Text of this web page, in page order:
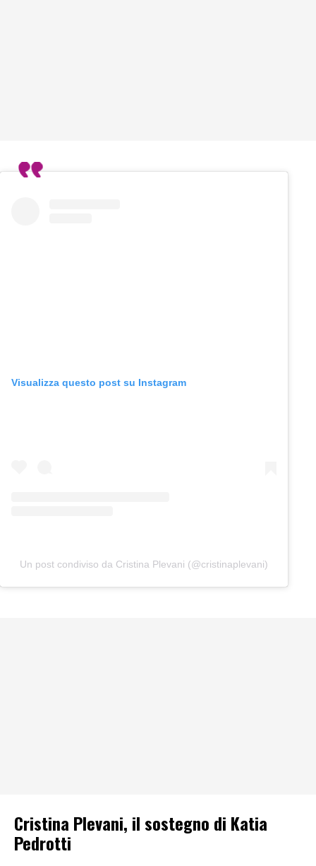
Visualizza questo post su Instagram
Un post condiviso da Cristina Plevani (@cristinaplevani)
Cristina Plevani, il sostegno di Katia
Pedrotti